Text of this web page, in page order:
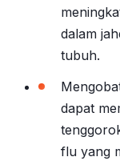
dalam
tubuh.
dapat
flu yang